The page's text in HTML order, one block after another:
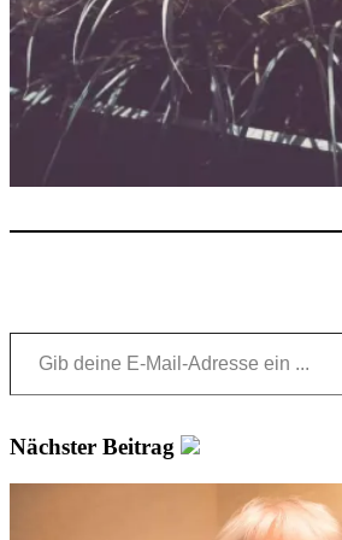
Gib deine E-Mail-Adresse ein ...
Nächster Beitrag